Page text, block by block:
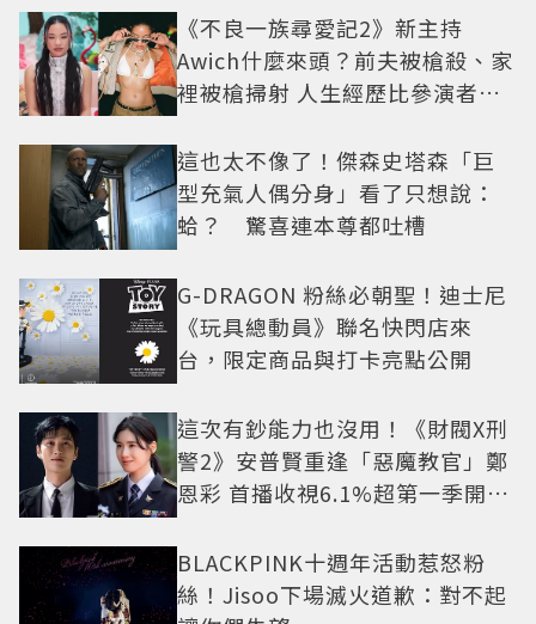
《不良一族尋愛記2》新主持
Awich什麼來頭？前夫被槍殺、家
裡被槍掃射 人生經歷比參演者還
這也太不像了！傑森史塔森「巨
型充氣人偶分身」看了只想說：
蛤？ 驚喜連本尊都吐槽
G-DRAGON 粉絲必朝聖！迪士尼
《玩具總動員》聯名快閃店來
台，限定商品與打卡亮點公開
這次有鈔能力也沒用！《財閥X刑
警2》安普賢重逢「惡魔教官」鄭
恩彩 首播收視6.1%超第一季開紅
BLACKPINK十週年活動惹怒粉
絲！Jisoo下場滅火道歉：對不起